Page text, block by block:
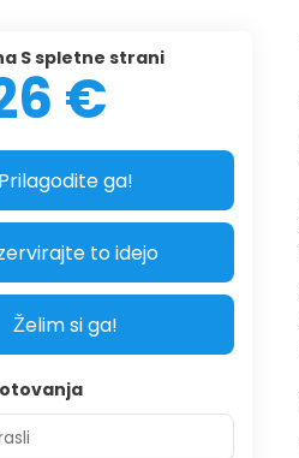
S spletne strani
€
Prilagodite ga!
to idejo
Želim si ga!